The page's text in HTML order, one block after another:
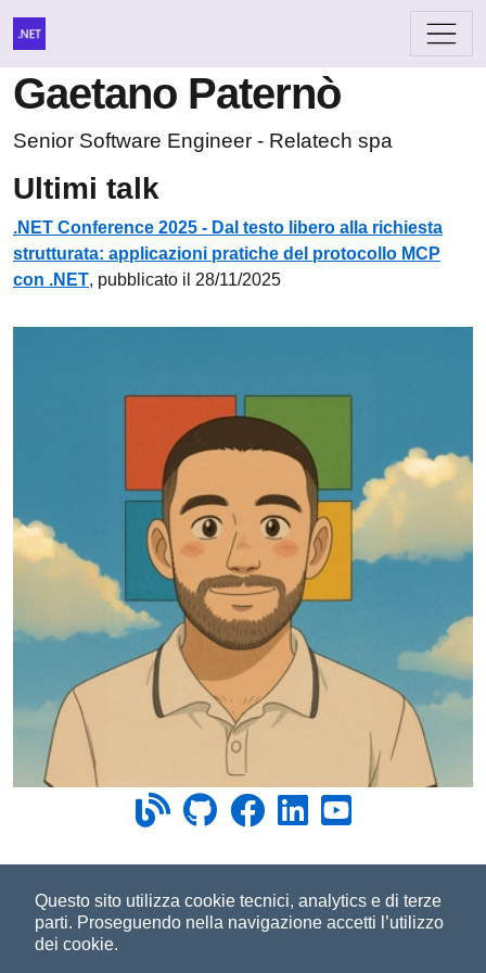
Questo sito utilizza cookie tecnici, analytics e di terze
parti. Proseguendo nella navigazione accetti l’utilizzo
dei cookie.
Gaetano Paternò
Senior Software Engineer - Relatech spa
Ultimi talk
.NET Conference 2025 - Dal testo libero alla richiesta
strutturata: applicazioni pratiche del protocollo MCP
con .NET, pubblicato il 28/11/2025
©2023-2026Improoveby Managed Designs S.r.l. Tutti i
diritti riservati. - Partita IVA 04358780965 |Note legali|